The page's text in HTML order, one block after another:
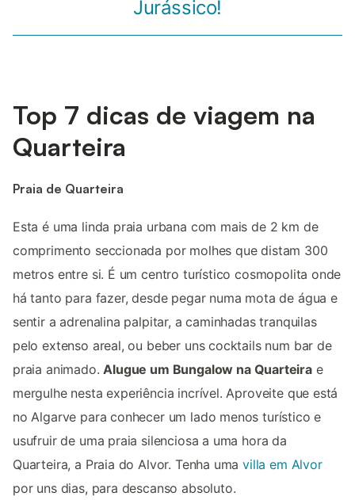
Jurássico!
Top 7 dicas de viagem na
Quarteira
Praia de Quarteira
Esta é uma linda praia urbana com mais de 2 km de
comprimento seccionada por molhes que distam 300
metros entre si. É um centro turístico cosmopolita onde
há tanto para fazer, desde pegar numa mota de água e
sentir a adrenalina palpitar, a caminhadas tranquilas
pelo extenso areal, ou beber uns cocktails num bar de
praia animado.Alugue um Bungalow na Quarteirae
mergulhe nesta experiência incrível. Aproveite que está
no Algarve para conhecer um lado menos turístico e
usufruir de uma praia silenciosa a uma hora da
Quarteira, a Praia do Alvor. Tenha umavilla em Alvor
por uns dias, para descanso absoluto.